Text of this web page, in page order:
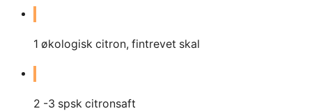
1 økologisk citron, fintrevet skal
2 -3 spsk citronsaft